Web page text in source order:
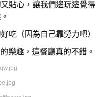
貼心，讓我們邊玩邊覺得
吃（因為自己靠勞力吧）
樂趣，這餐廳真的不錯。